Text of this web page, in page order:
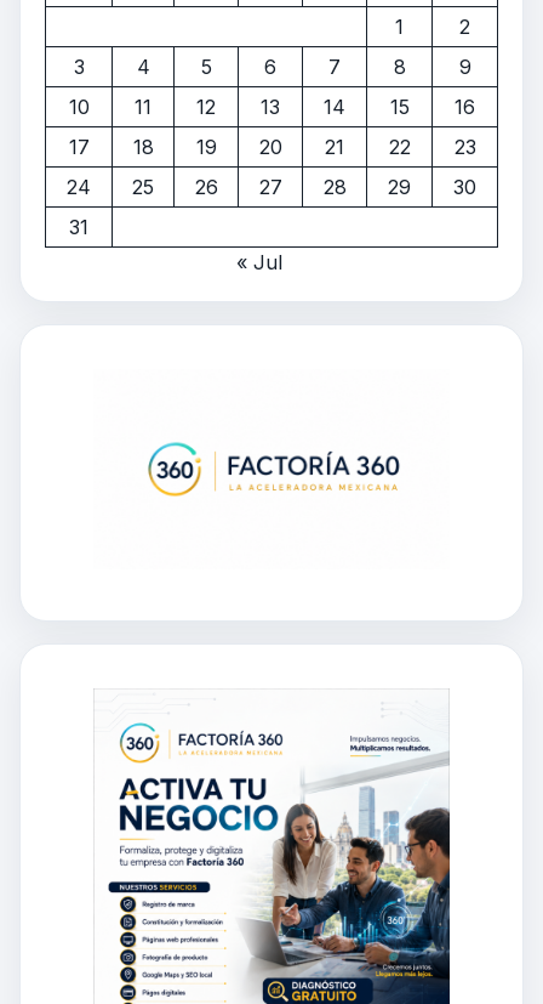
1
2
3
4 5 6 7 8
9
10
11 12 13 14 15
16
17
18 19 20 21 22
23
24
25 26 27 28 29
30
31
« Jul